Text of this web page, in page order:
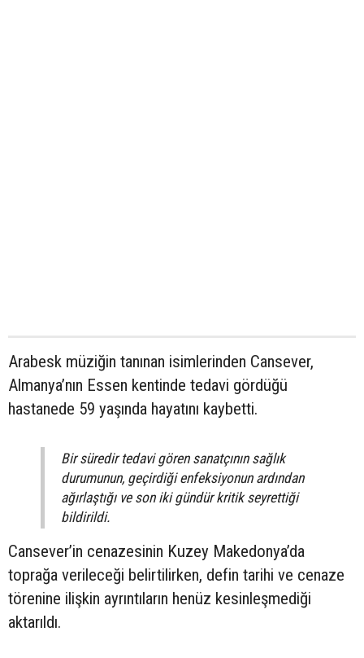
Arabesk müziğin tanınan isimlerinden Cansever,
Almanya’nın Essen kentinde tedavi gördüğü
hastanede 59 yaşında hayatını kaybetti.
Bir süredir tedavi gören sanatçının sağlık
durumunun, geçirdiği enfeksiyonun ardından
ağırlaştığı ve son iki gündür kritik seyrettiği
bildirildi.
Cansever’in cenazesinin Kuzey Makedonya’da
toprağa verileceği belirtilirken, defin tarihi ve cenaze
törenine ilişkin ayrıntıların henüz kesinleşmediği
aktarıldı.